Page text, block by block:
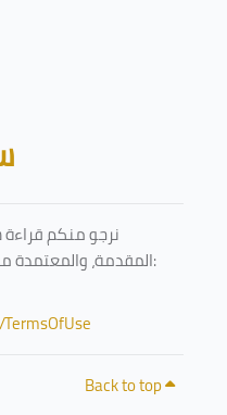
نرجو منكم قراءة
المقدمة، والمعتمدة من جامعة الطائف، عبر الرابط التالي:
Back to top